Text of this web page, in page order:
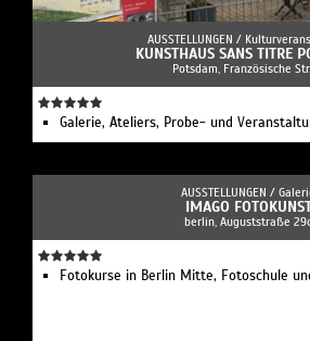
AUSSTELLUNGEN /
KUNSTHAUS SANS TITRE
Potsdam, Französische
Galerie, Ateliers, Probe- und
AUSSTELLUNGEN /
IMAGO
berlin, Auguststraße
Fotokurse in Berlin Mitte, Fotoschule